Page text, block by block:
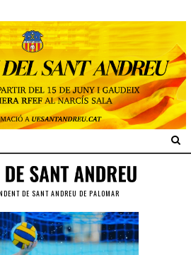
DE SANT ANDREU DE PALOMAR